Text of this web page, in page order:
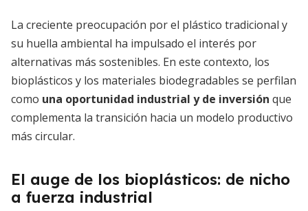
La creciente preocupación por el plástico tradicional y
su huella ambiental ha impulsado el interés por
alternativas más sostenibles. En este contexto, los
bioplásticos y los materiales biodegradables se perfilan
como una oportunidad industrial y de inversión que
complementa la transición hacia un modelo productivo
más circular.
El auge de los bioplásticos: de nicho
a fuerza industrial